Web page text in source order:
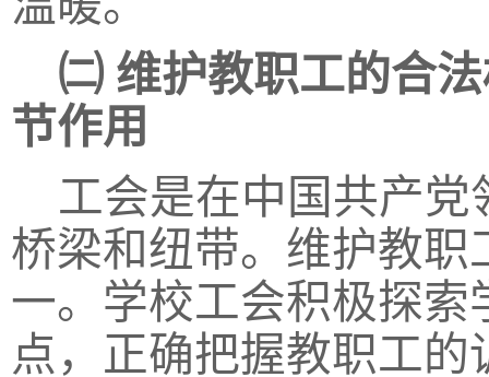
㈡ 维护教职工的合
节作用
工会是在中国共产
桥梁和纽带。维护教
一。学校工会积极探
点，正确把握教职工